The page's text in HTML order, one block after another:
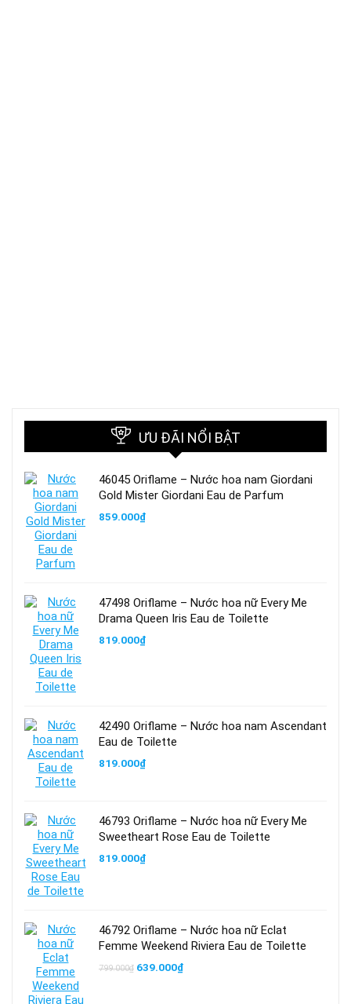
ƯU ĐÃI NỔI BẬT
46045 Oriflame – Nước hoa nam Giordani
Gold Mister Giordani Eau de Parfum
859.000₫
47498 Oriflame – Nước hoa nữ Every Me
Drama Queen Iris Eau de Toilette
819.000₫
42490 Oriflame – Nước hoa nam Ascendant
Eau de Toilette
819.000₫
46793 Oriflame – Nước hoa nữ Every Me
Sweetheart Rose Eau de Toilette
819.000₫
46792 Oriflame – Nước hoa nữ Eclat
Femme Weekend Riviera Eau de Toilette
799.000₫ Giá
639.000₫Giá